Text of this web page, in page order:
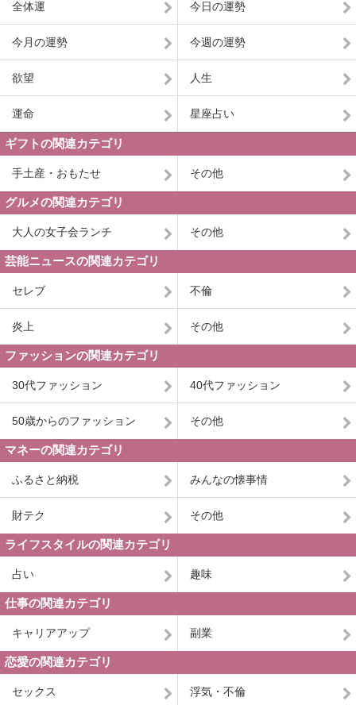
全体運 今日の運勢
今月の運勢 今週の運勢
欲望 人生
運命 星座占い
ギフトの関連カテゴリ
手土産・おもたせ その他
グルメの関連カテゴリ
大人の女子会ランチ その他
芸能ニュースの関連カテゴリ
セレブ 不倫
炎上 その他
ファッションの関連カテゴリ
30代ファッション 40代ファッション
50歳からのファッション その他
マネーの関連カテゴリ
ふるさと納税 みんなの懐事情
財テク その他
ライフスタイルの関連カテゴリ
占い 趣味
仕事の関連カテゴリ
キャリアアップ 副業
恋愛の関連カテゴリ
セックス 浮気・不倫